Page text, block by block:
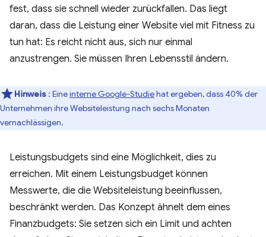
fest, dass sie schnell wieder zurückfallen. Das liegt
daran, dass die Leistung einer Website viel mit Fitness zu
tun hat: Es reicht nicht aus, sich nur einmal
anzustrengen. Sie müssen Ihren Lebensstil ändern.
Hinweis : Eineinterne Google-Studiehat ergeben, dass 40% der
Unternehmen ihre Websiteleistung nach sechs Monaten
vernachlässigen.
Leistungsbudgets sind eine Möglichkeit, dies zu
erreichen. Mit einem Leistungsbudget können
Messwerte, die die Websiteleistung beeinflussen,
beschränkt werden. Das Konzept ähnelt dem eines
Finanzbudgets: Sie setzen sich ein Limit und achten